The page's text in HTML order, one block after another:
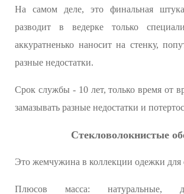
На самом деле, это финальная
разводит в ведерке только
аккуратненько наносит на стенку,
разные недостатки.
Срок службы - 10 лет, только время от
замазывать разные недостатки и
Стекловолокнистые
Это жемчужина в коллекции одежки для
Плюсов масса: натуральные,